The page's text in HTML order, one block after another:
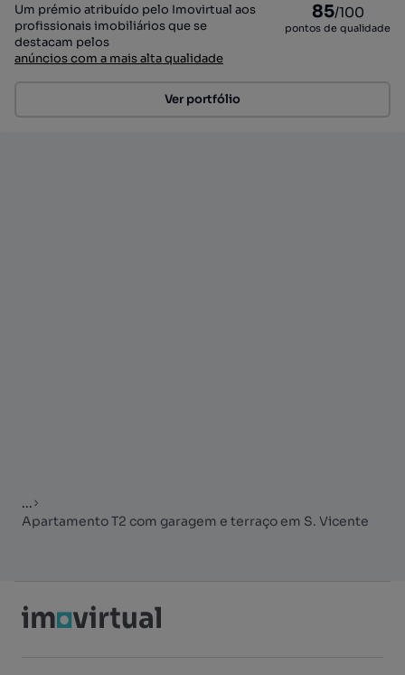
Um prémio atribuído pelo Imovirtual aos
profissionais imobiliários que se
destacam pelos
anúncios com a mais alta qualidade
85/100
pontos de qualidade
Ver portfólio
...
Apartamento T2 com garagem e terraço em S. Vicente